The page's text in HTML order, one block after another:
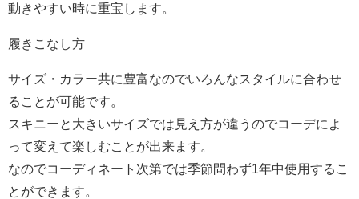
動きやすい時に重宝します。
履きこなし方
サイズ・カラー共に豊富なのでいろんなスタイルに合わせ
ることが可能です。
スキニーと大きいサイズでは見え方が違うのでコーデによ
って変えて楽しむことが出来ます。
なのでコーディネート次第では季節問わず1年中使用するこ
とができます。